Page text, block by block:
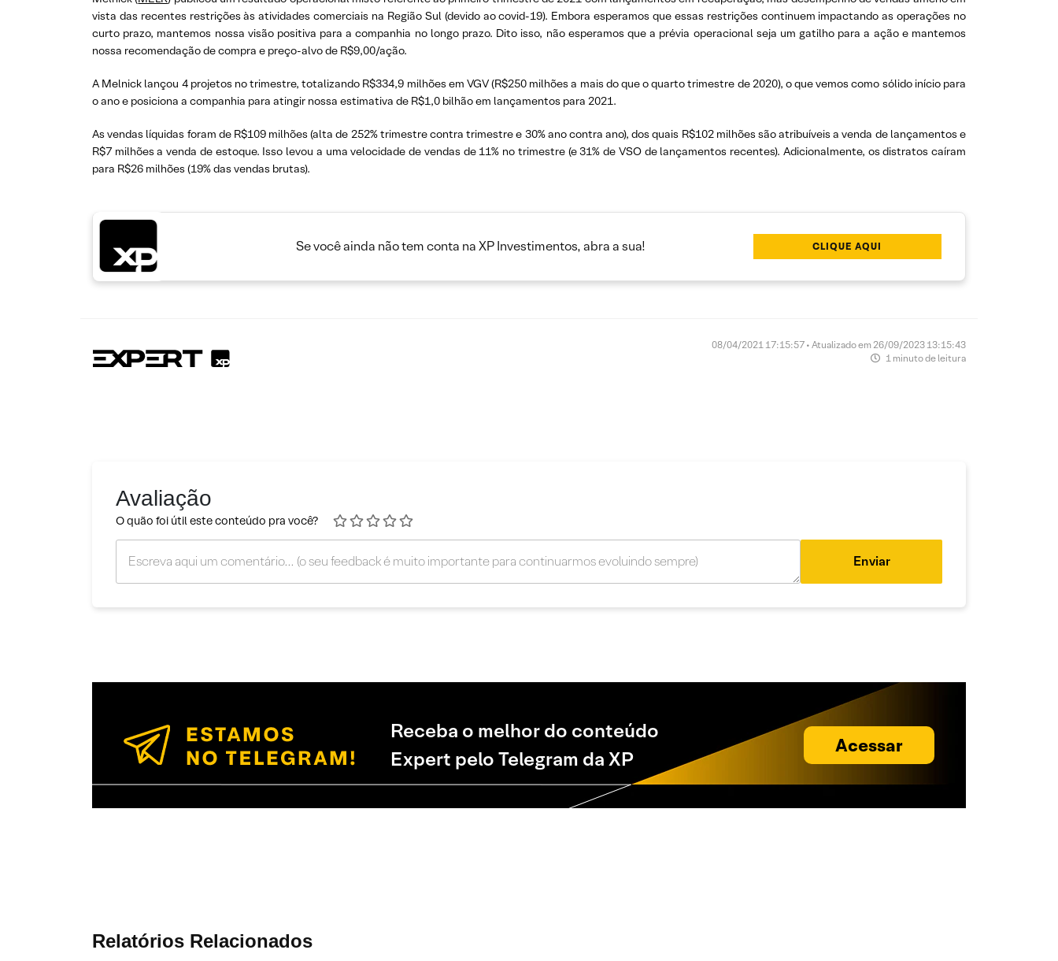
vista das recentes restrições às atividades comerciais na Região Sul (devido ao covid-19). Embora esperamos que essas restrições continuem impactando as operações no
curto prazo, mantemos nossa visão positiva para a companhia no longo prazo. Dito isso, não esperamos que a prévia operacional seja um gatilho para a ação e mantemos
nossa recomendação de compra e preço-alvo de R$9,00/ação.
A Melnick lançou 4 projetos no trimestre, totalizando R$334,9 milhões em VGV (R$250 milhões a mais do que o quarto trimestre de 2020), o que vemos como sólido início para
o ano e posiciona a companhia para atingir nossa estimativa de R$1,0 bilhão em lançamentos para 2021.
As vendas líquidas foram de R$109 milhões (alta de 252% trimestre contra trimestre e 30% ano contra ano), dos quais R$102 milhões são atribuíveis a venda de lançamentos e
R$7 milhões a venda de estoque. Isso levou a uma velocidade de vendas de 11% no trimestre (e 31% de VSO de lançamentos recentes). Adicionalmente, os distratos caíram
para R$26 milhões (19% das vendas brutas).
Se você ainda não tem conta na XP Investimentos, abra a sua! CLIQUE AQUI
08/04/2021 17:15:57 • Atualizado em 26/09/2023 13:15:43
1 minuto de leitura
Avaliação
O quão foi útil este conteúdo pra você?
Enviar
Receba o melhor do conteúdo
Expert pelo Telegram da XP
Acessar
Relatórios Relacionados